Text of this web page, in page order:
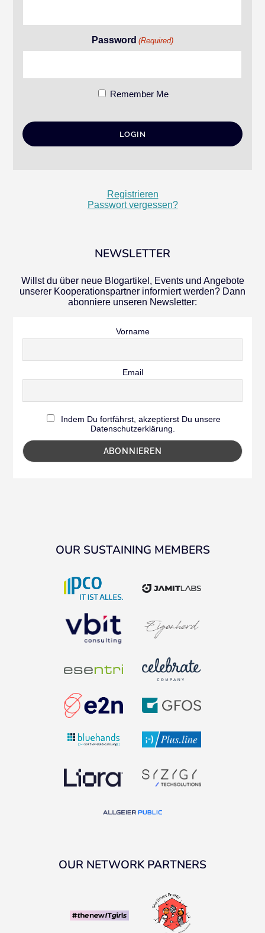
Password (Required)
Remember Me
Registrieren
Passwort vergessen?
NEWSLETTER
Willst du über neue Blogartikel, Events und Angebote
unserer Kooperationspartner informiert werden? Dann
abonniere unseren Newsletter:
Vorname
Email
Indem Du fortfährst, akzeptierst Du unsere
Datenschutzerklärung.
OUR SUSTAINING MEMBERS
OUR NETWORK PARTNERS